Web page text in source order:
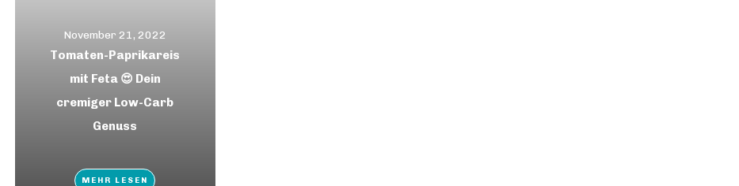
November 21, 2022
Tomaten-Paprikareis
mit Feta 😍 Dein
cremiger Low-Carb
Genuss
MEHR LESEN